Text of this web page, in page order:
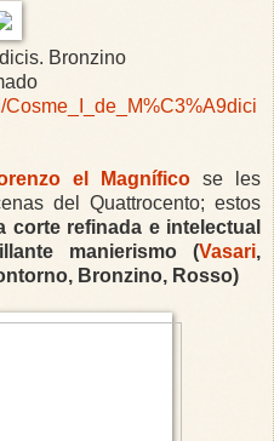
Bronzino
el Magnífico se les
del Quattrocento; estos
corte refinada e intelectual
manierismo (Vasari,
Bronzino, Rosso)